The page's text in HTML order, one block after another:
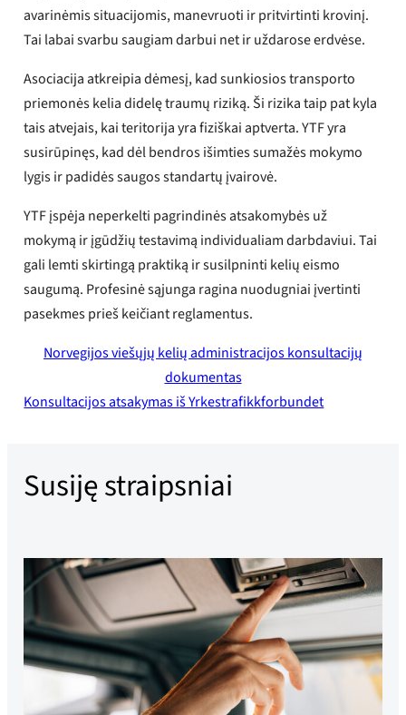
avarinėmis situacijomis, manevruoti ir pritvirtinti krovinį.
Tai labai svarbu saugiam darbui net ir uždarose erdvėse.
Asociacija atkreipia dėmesį, kad sunkiosios transporto
priemonės kelia didelę traumų riziką. Ši rizika taip pat kyla
tais atvejais, kai teritorija yra fiziškai aptverta. YTF yra
susirūpinęs, kad dėl bendros išimties sumažės mokymo
lygis ir padidės saugos standartų įvairovė.
YTF įspėja neperkelti pagrindinės atsakomybės už
mokymą ir įgūdžių testavimą individualiam darbdaviui. Tai
gali lemti skirtingą praktiką ir susilpninti kelių eismo
saugumą. Profesinė sąjunga ragina nuodugniai įvertinti
pasekmes prieš keičiant reglamentus.
Norvegijos viešųjų kelių administracijos konsultacijų
dokumentas
Konsultacijos atsakymas iš Yrkestrafikkforbundet
Susiję straipsniai